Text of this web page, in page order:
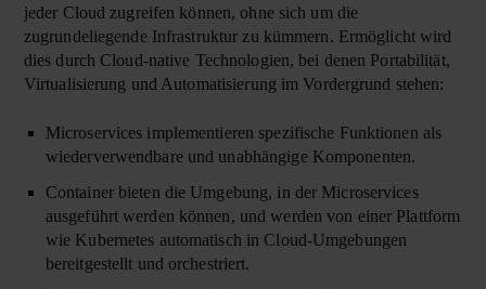
jeder Cloud zugreifen können, ohne sich um die
zugrundeliegende Infrastruktur zu kümmern. Ermöglicht wird
dies durch Cloud-native Technologien, bei denen Portabilität,
Virtualisierung und Automatisierung im Vordergrund stehen:
Microservices implementieren spezifische Funktionen als
wiederverwendbare und unabhängige Komponenten.
Container bieten die Umgebung, in der Microservices
ausgeführt werden können, und werden von einer Plattform
wie Kubernetes automatisch in Cloud-Umgebungen
bereitgestellt und orchestriert.